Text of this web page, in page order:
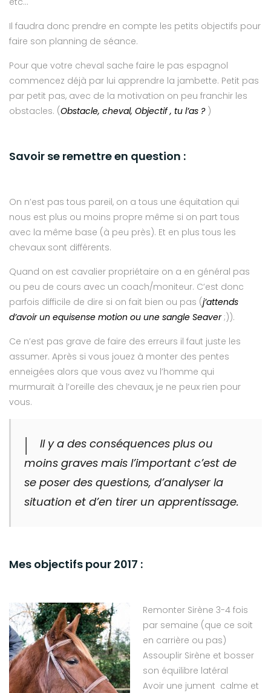
Il faudra donc prendre en compte les petits objectifs pour
faire son planning de séance.
Pour que votre cheval sache faire le pas espagnol
commencez déjà par lui apprendre la jambette. Petit pas
par petit pas, avec de la motivation on peu franchir les
obstacles. (Obstacle, cheval, Objectif , tu l’as ?)
Savoir se remettre en question :
On n’est pas tous pareil, on a tous une équitation qui
nous est plus ou moins propre même si on part tous
avec la même base (à peu près). Et en plus tous les
chevaux sont différents.
Quand on est cavalier propriétaire on a en général pas
ou peu de cours avec un coach/moniteur. C’est donc
parfois difficile de dire si on fait bien ou pas (j’attends
d’avoir un equisense motion ou une sangle Seaver;)).
Ce n’est pas grave de faire des erreurs il faut juste les
assumer. Après si vous jouez à monter des pentes
enneigées alors que vous avez vu l’homme qui
murmurait à l’oreille des chevaux, je ne peux rien pour
vous.
Il y a des conséquences plus ou
moins graves mais l’important c’est de
se poser des questions, d’analyser la
situation et d’en tirer un apprentissage.
Mes objectifs pour 2017 :
Remonter Sirène 3-4 fois
par semaine (que ce soit
en carrière ou pas)
Assouplir Sirène et bosser
son équilibre latéral
Avoir une jument calme et